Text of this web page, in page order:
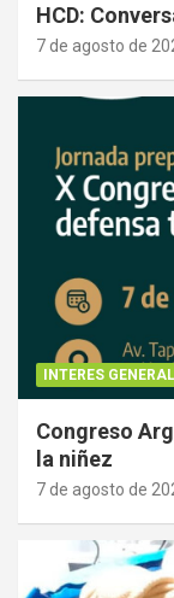
HCD:
7 de agosto de
INTERES GENERAL
Congreso
la niñez
7 de agosto de